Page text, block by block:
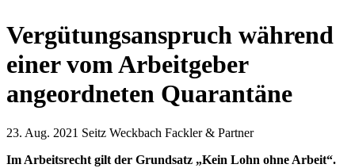
Vergütungsanspruch während
einer vom Arbeitgeber
angeordneten Quarantäne
23. Aug. 2021 Seitz Weckbach Fackler & Partner
Im Arbeitsrecht gilt der Grundsatz „Kein Lohn ohne Arbeit“.